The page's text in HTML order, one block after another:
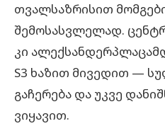
თვალსაზრისით
შემოსასვლელად.
კი
S3 ხაზით მივედით —
გაჩერება და უკვე
ვიყავით.